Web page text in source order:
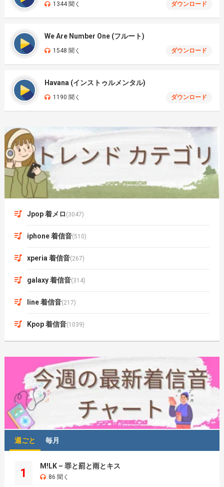
1344 聞く ダウンロード
We Are Number One (フルート)
1548 聞く ダウンロード
Havana (インストゥルメンタル)
1190 聞く ダウンロード
Jpop 着メロ (3047)
iphone 着信音(510)
xperia 着信音(267)
galaxy 着信音(314)
line 着信音(217)
Kpop 着信音(1039)
週ごと 毎月
1
M!LK – 罪と罰と雨とキス
86 聞く